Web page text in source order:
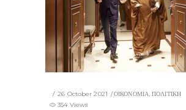
26 October 2021 ΟΙΚΟΝΟΜΙΑ,ΠΟΛΙΤΙΚΗ
354 Views